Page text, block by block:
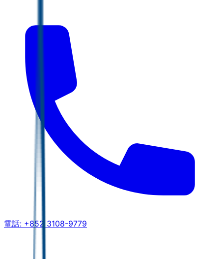
電話: +852 3108-9779